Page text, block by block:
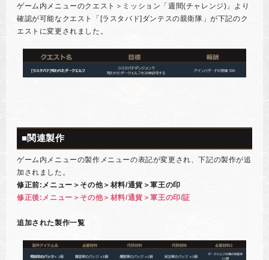
ゲーム内メニューのクエスト＞ミッション「週間(チャレンジ)」より
確認が可能なクエスト「[ラスタバド]ダンテスの親衛隊」が下記のク
エストに変更されました。
■関連製作
ゲーム内メニューの製作メニューの表記が変更され、下記の製作が追
加されました。
修正前:メニュー＞その他＞材料/通貨＞軍王の印
修正後:メニュー＞その他＞材料/通貨＞軍王の印/証
追加された製作一覧